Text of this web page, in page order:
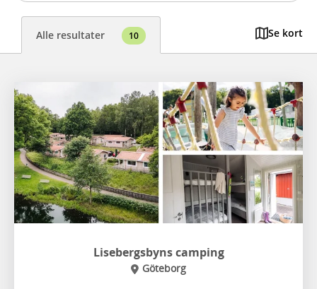
Alle resultater 10 Se kort
Lisebergsbyns camping
Göteborg